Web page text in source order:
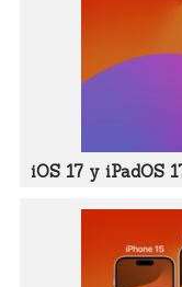
iOS 17 y iPadOS